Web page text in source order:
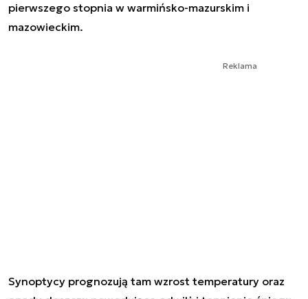
pierwszego stopnia w warmińsko-mazurskim i
mazowieckim.
Reklama
Synoptycy prognozują tam wzrost temperatury oraz